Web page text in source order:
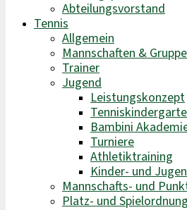
Abteilungsvorstand
Tennis
Allgemein
Mannschaften &
Trainer
Jugend
Leistungskonzept
Bambini
Turniere
Athletiktraining
Kinder- und
Mannschafts- und
Platz- und Spielordnung